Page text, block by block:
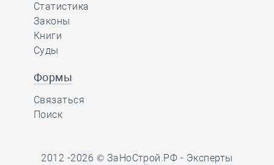
Статистика
Законы
Книги
Суды
Формы
Связаться
Поиск
2012 -2026 © ЗаНоСтрой.РФ - Эксперты